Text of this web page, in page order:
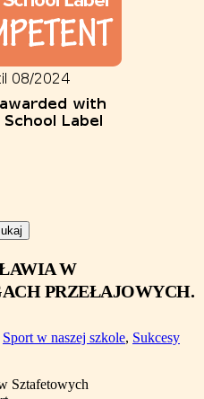
W
PRZEŁAJOWYCH.
Sport w naszej szkole, Sukcesy